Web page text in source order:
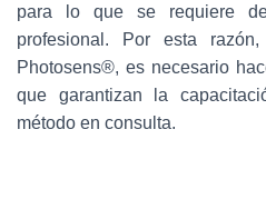
para lo que se requiere
profesional. Por esta
Photosens®, es necesario
que garantizan la
método en consulta.